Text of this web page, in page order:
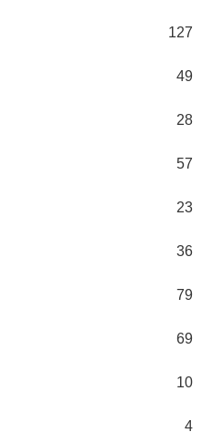
127
49
28
57
23
36
79
69
10
4